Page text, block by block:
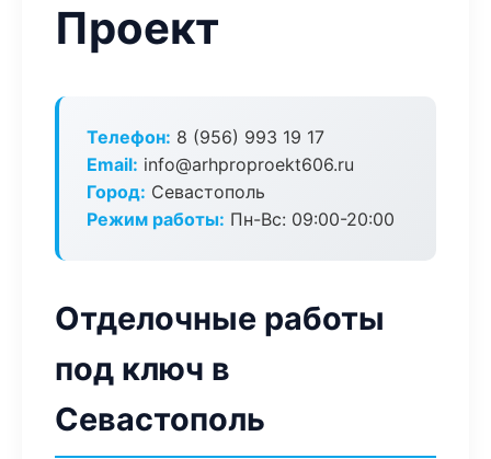
Проект
Телефон: 8 (956) 993 19 17
Email: info@arhproproekt606.ru
Город: Севастополь
Режим работы: Пн-Вс: 09:00-20:00
Отделочные работы
под ключ в
Севастополь